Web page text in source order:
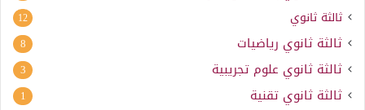
ثالثة ثانوي 12
ثالثة ثانوي رياضيات 8
ثالثة ثانوي علوم تجريبية 3
ثالثة ثانوي تقنية 1